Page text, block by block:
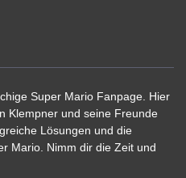
Super Mario Fanpage. Hier
Klempner und seine Freunde
Lösungen und die
Mario. Nimm dir die Zeit und